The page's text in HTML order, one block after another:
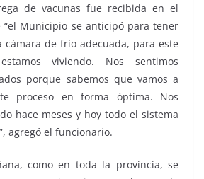
de vacunas fue recibida en el
“el Municipio se anticipó para tener
cámara de frío adecuada, para este
viviendo. Nos sentimos
porque sabemos que vamos a
proceso en forma óptima. Nos
hace meses y hoy todo el sistema
agregó el funcionario.
como en toda la provincia, se